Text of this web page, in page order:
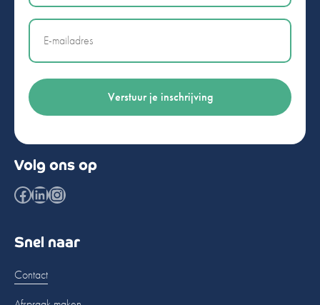
Email
Volg ons op
Facebook
LinkedIn
Instagram
Snel naar
Contact